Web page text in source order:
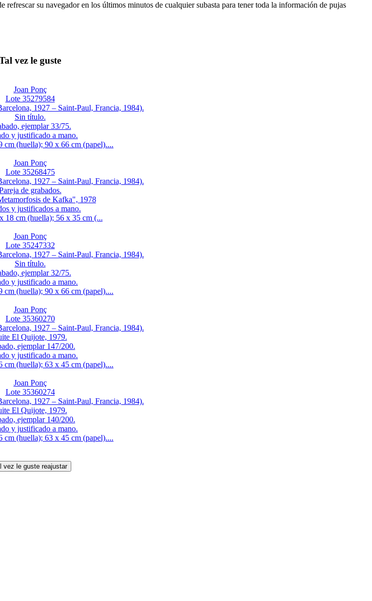
refrescar su navegador en los últimos minutos de cualquier subasta para tener toda la información de pujas
vez le guste
Joan Ponç
Lote 35279584
1927 – Saint-Paul, Francia, 1984).
Sin título.
ejemplar 33/75.
y justificado a mano.
cm (huella); 90 x 66 cm (papel)....
Joan Ponç
Lote 35268475
1927 – Saint-Paul, Francia, 1984).
de grabados.
de Kafka", 1978
y justificados a mano.
18 cm (huella); 56 x 35 cm (...
Joan Ponç
Lote 35247332
1927 – Saint-Paul, Francia, 1984).
Sin título.
ejemplar 32/75.
y justificado a mano.
cm (huella); 90 x 66 cm (papel)....
Joan Ponç
Lote 35360270
1927 – Saint-Paul, Francia, 1984).
El Quijote, 1979.
ejemplar 147/200.
y justificado a mano.
cm (huella); 63 x 45 cm (papel)....
Joan Ponç
Lote 35360274
1927 – Saint-Paul, Francia, 1984).
El Quijote, 1979.
ejemplar 140/200.
y justificado a mano.
cm (huella); 63 x 45 cm (papel)....